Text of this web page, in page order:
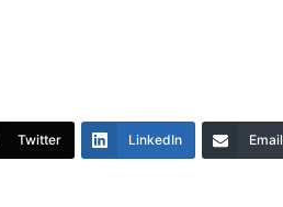
Twitter LinkedIn Email